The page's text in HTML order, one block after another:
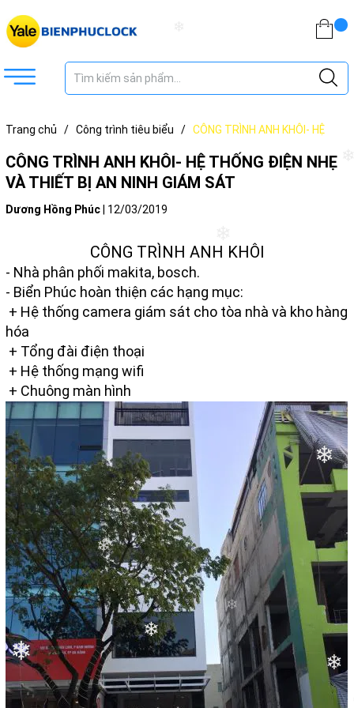
Trang chủ / Công trình tiêu biểu / CÔNG TRÌNH ANH KHÔI- HỆ
CÔNG TRÌNH ANH KHÔI- HỆ THỐNG ĐIỆN NHẸ
VÀ THIẾT BỊ AN NINH GIÁM SÁT
Dương Hồng Phúc 12/03/2019
CÔNG TRÌNH ANH KHÔI
- Nhà phân phối makita, bosch.
- Biển Phúc hoàn thiện các hạng mục:
+ Hệ thống camera giám sát cho tòa nhà và kho hàng
hóa
+ Tổng đài điện thoại
+ Hệ thống mạng wifi
+ Chuông màn hình
❄
❄
❄
❄
❄
❄